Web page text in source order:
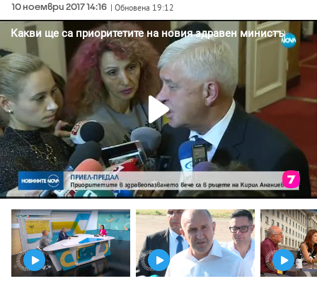
10 ноември 2017 14:16 | Обновена 19:12